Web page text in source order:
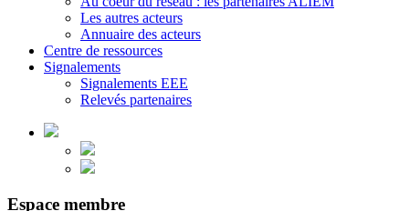
Les autres acteurs
Annuaire des acteurs
Centre de ressources
Signalements
Signalements EEE
Relevés partenaires
Espace membre